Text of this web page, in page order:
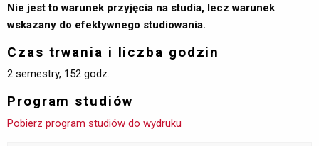
Nie jest to warunek przyjęcia na studia, lecz warunek
wskazany do efektywnego studiowania.
Czas trwania i liczba godzin
2 semestry, 152 godz.
Program studiów
Pobierz program studiów do wydruku